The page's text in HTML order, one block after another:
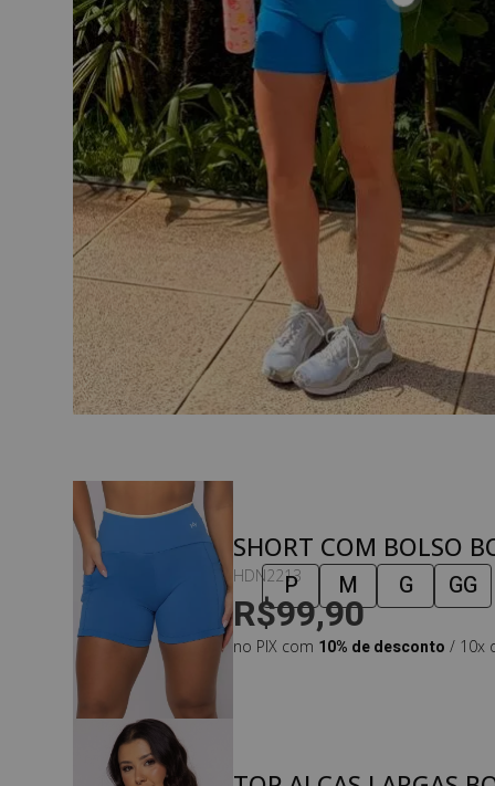
SHORT COM BOLSO
OCEAN
HDN2213
R$99,90
no PIX com 10% de desconto / 10x
P M G GG